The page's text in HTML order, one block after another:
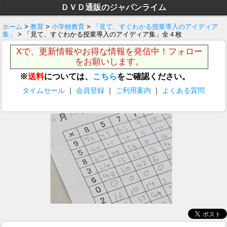
ＤＶＤ通販のジャパンライム
ホーム > 教育 > 小学校教育 >
「見て、すぐわかる授業導入のアイディア
集」
> 「見て、すぐわかる授業導入のアイディア集」全４枚
Xで、更新情報やお得な情報を発信中！フォロー
をお願いします。
※送料については、 こちらをご確認ください。
タイムセール ｜ 会員登録 ｜ ご利用案内 ｜ よくある質問